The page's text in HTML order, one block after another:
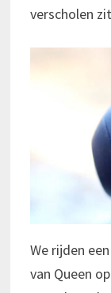
verscholen
We rijden
van Queen